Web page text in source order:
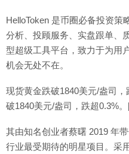
HelloToken 是币圈必备投资
分析、投顾服务、实盘跟单、
型超级工具平台，致力于为用
机会无处不在。
现货黄金跌破1840美元/盎司
破1840美元/盎司，跌超0.3%
其由知名创业者蔡曙 2019 年
行业最受期待的明星项目。采